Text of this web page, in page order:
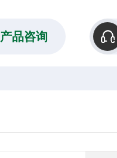
产品咨询